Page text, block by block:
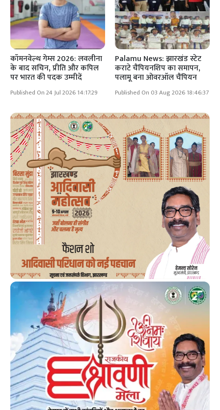
कॉमनवेल्थ गेम्स 2026: लवलीना
के बाद सचिन, प्रीति और कपिल
पर भारत की पदक उम्मीदें
Published On 24 Jul 2026 14:17:29
Palamu News: झारखंड स्टेट
कराटे चैंपियनशिप का समापन,
पलामू बना ओवरऑल चैंपियन
Published On 03 Aug 2026 18:46:37